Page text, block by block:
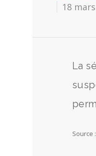
18
La
Source :